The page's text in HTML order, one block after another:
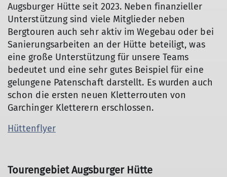
Augsburger Hütte seit 2023. Neben finanzieller
Unterstützung sind viele Mitglieder neben
Bergtouren auch sehr aktiv im Wegebau oder bei
Sanierungsarbeiten an der Hütte beteiligt, was
eine große Unterstützung für unsere Teams
bedeutet und eine sehr gutes Beispiel für eine
gelungene Patenschaft darstellt. Es wurden auch
schon die ersten neuen Kletterrouten von
Garchinger Kletterern erschlossen.
Hüttenflyer
Tourengebiet Augsburger Hütte